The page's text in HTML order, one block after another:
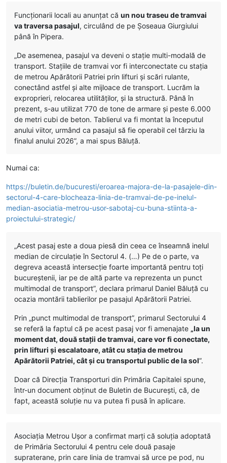
Funcționarii locali au anunțat că un nou traseu de tramvai
va traversa pasajul, circulând de pe Șoseaua Giurgiului
până în Pipera.
„De asemenea, pasajul va deveni o stație multi-modală de
transport. Stațiile de tramvai vor fi interconectate cu stația
de metrou Apărătorii Patriei prin lifturi și scări rulante,
conectând astfel și alte mijloace de transport. Lucrăm la
exproprieri, relocarea utilităților, și la structură. Până în
prezent, s-au utilizat 770 de tone de armare și peste 6.000
de metri cubi de beton. Tablierul va fi montat la începutul
anului viitor, urmând ca pasajul să fie operabil cel târziu la
finalul anului 2026”, a mai spus Băluţă.
Numai ca:
https://buletin.de/bucuresti/eroarea-majora-de-la-pasajele-din-
sectorul-4-care-blocheaza-linia-de-tramvai-de-pe-inelul-
median-asociatia-metrou-usor-sabotaj-cu-buna-stiinta-a-
proiectului-strategic/
„Acest pasaj este a doua piesă din ceea ce înseamnă inelul
median de circulație în Sectorul 4. (…) Pe de o parte, va
degreva această intersecție foarte importantă pentru toți
bucureștenii, iar pe de altă parte va reprezenta un punct
multimodal de transport”, declara primarul Daniel Băluță cu
ocazia montării tablierilor pe pasajul Apărătorii Patriei.
Prin „punct multimodal de transport”, primarul Sectorului 4
se referă la faptul că pe acest pasaj vor fi amenajate „la un
moment dat, două stații de tramvai, care vor fi conectate,
prin lifturi și escalatoare, atât cu stația de metrou
Apărătorii Patriei, cât și cu transportul public de la sol”.
Doar că Direcția Transporturi din Primăria Capitalei spune,
într-un document obținut de Buletin de București, că, de
fapt, această soluție nu va putea fi pusă în aplicare.
Asociația Metrou Ușor a confirmat marți că soluția adoptată
de Primăria Sectorului 4 pentru cele două pasaje
supraterane, prin care linia de tramvai să urce pe pod, nu